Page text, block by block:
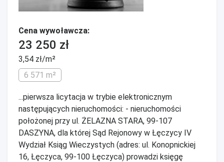
Cena wywoławcza:
23 250 zł
3,54 zł/m²
6 571 m²
...pierwsza licytacja w trybie elektronicznym
następujących nieruchomości: - nieruchomości
położonej przy ul. ŻELAZNA STARA, 99-107
DASZYNA, dla której Sąd Rejonowy w Łęczycy IV
Wydział Ksiąg Wieczystych (adres: ul. Konopnickiej
16, Łęczyca, 99-100 Łęczyca) prowadzi księgę